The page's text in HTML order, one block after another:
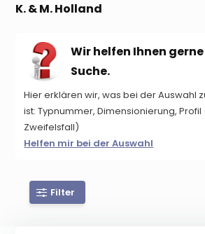
K. & M. Holland
Wir helfen Ihnen
Suche.
Hier erklären wir, was bei der Auswahl
ist:Typnummer, Dimensionierung, Profil
Zweifelsfall)
Helfen mir bei der Auswahl
Filter